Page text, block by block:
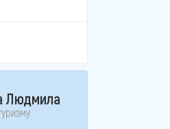
Людмила